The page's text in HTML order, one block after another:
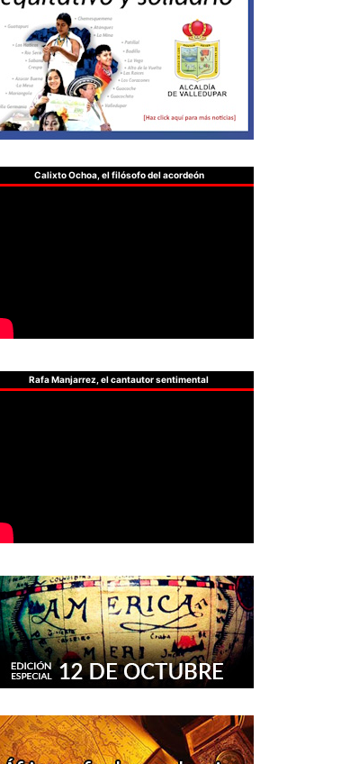
Calixto Ochoa, el filósofo del acordeón
Rafa Manjarrez, el cantautor sentimental